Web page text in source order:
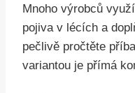
Mnoho výrobců
pojiva v lécích a
pečlivě pročtěte
variantou je přímá